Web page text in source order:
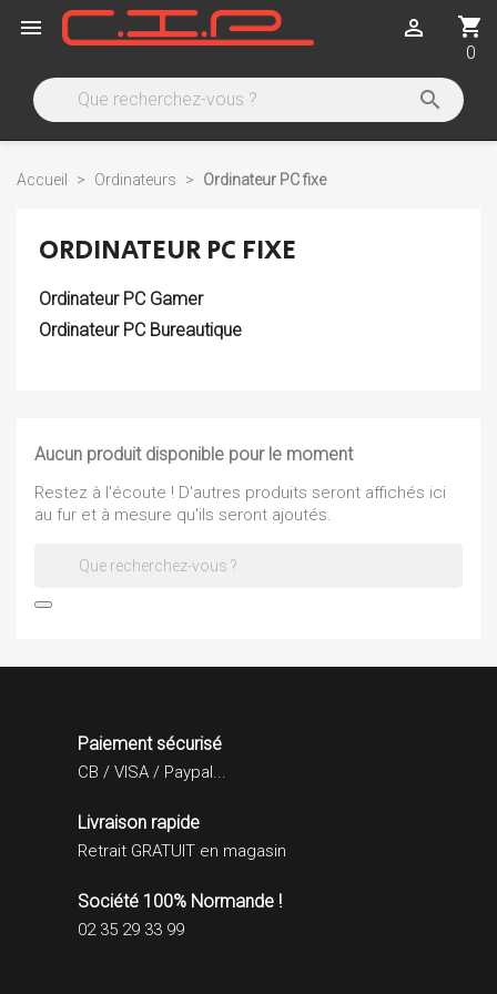
 shopping_cart
0


Accueil Ordinateurs Ordinateur PC fixe
ORDINATEUR PC FIXE
Ordinateur PC Gamer
Ordinateur PC Bureautique
Aucun produit disponible pour le moment
Restez à l'écoute ! D'autres produits seront affichés ici
au fur et à mesure qu'ils seront ajoutés.
Paiement sécurisé
CB / VISA / Paypal...
Livraison rapide
Retrait GRATUIT en magasin
Société 100% Normande !
02 35 29 33 99